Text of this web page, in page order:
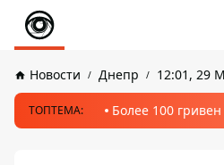
Новости Днепр 12:01, 29
ТОПТЕМА: Более 100